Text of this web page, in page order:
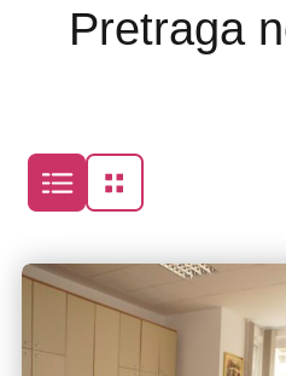
Pretraga